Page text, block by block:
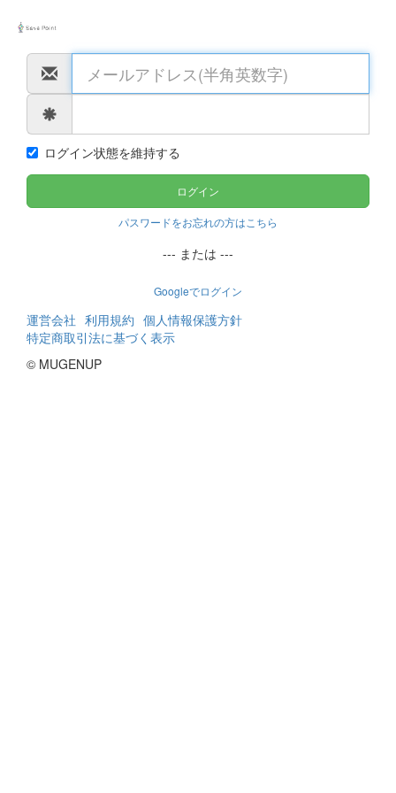
ログイン状態を維持する
パスワードをお忘れの方はこちら
--- または ---
Googleでログイン
運営会社 利用規約 個人情報保護方針
特定商取引法に基づく表示
© MUGENUP